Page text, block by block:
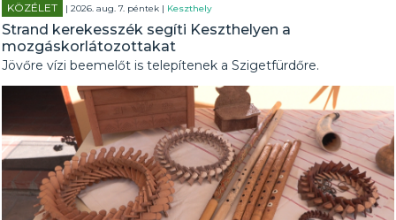
KÖZÉLET | 2026. aug. 7. péntek | Keszthely
Strand kerekesszék segíti Keszthelyen a
mozgáskorlátozottakat
Jövőre vízi beemelőt is telepítenek a Szigetfürdőre.